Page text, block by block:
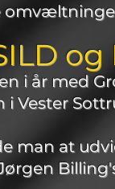
og
i år med
i Vester
man at